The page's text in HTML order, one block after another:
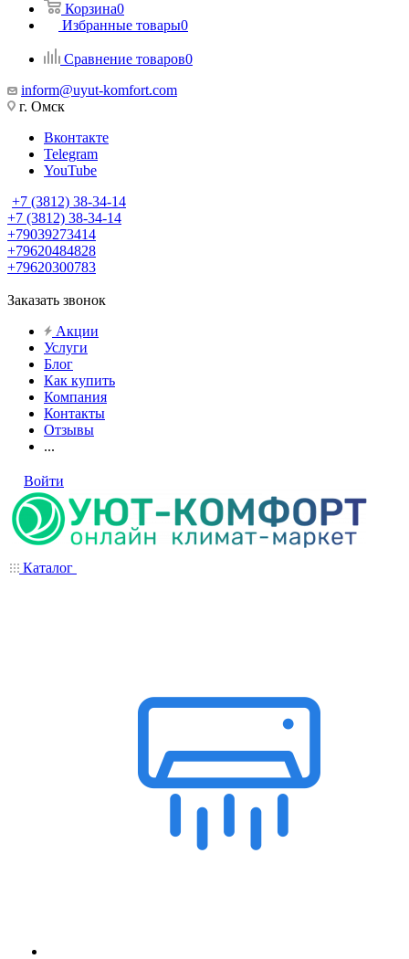
Корзина0
Избранные товары0
Сравнение товаров0
inform@uyut-komfort.com
г. Омск
Вконтакте
Telegram
YouTube
+7 (3812) 38-34-14
+7 (3812) 38-34-14
+79039273414
+79620484828
+79620300783
Заказать звонок
Акции
Услуги
Блог
Как купить
Компания
Контакты
Отзывы
...
Войти
Каталог